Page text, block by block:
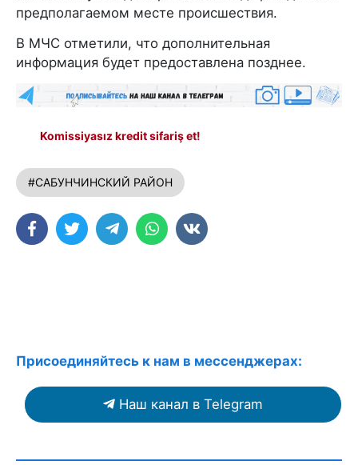
предполагаемом месте происшествия.
В МЧС отметили, что дополнительная
информация будет предоставлена позднее.
Komissiyasız kredit sifariş et!
#САБУНЧИНСКИЙ РАЙОН
Присоединяйтесь к нам в мессенджерах:
Наш канал в Telegram